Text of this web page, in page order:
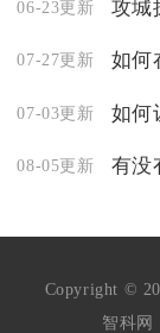
06-23更新
07-27更新
07-03更新
08-05更新
Copyright ©
智科网